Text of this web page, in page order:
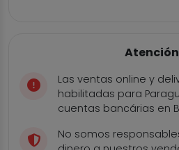
Atención
Las ventas online y
habilitadas para
cuentas bancárias en
No somos